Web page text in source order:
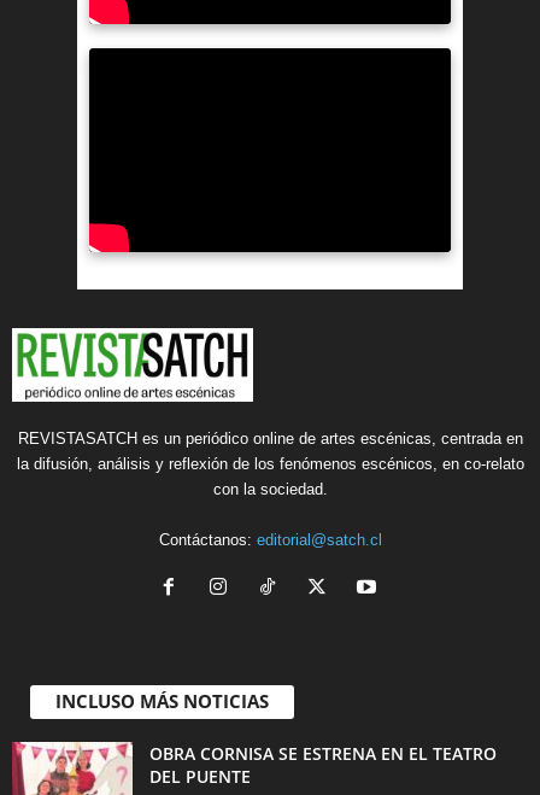
REVISTASATCH es un periódico online de artes escénicas, centrada en
la difusión, análisis y reflexión de los fenómenos escénicos, en co-relato
con la sociedad.
Contáctanos: editorial@satch.cl
INCLUSO MÁS NOTICIAS
OBRA CORNISA SE ESTRENA EN EL TEATRO
DEL PUENTE